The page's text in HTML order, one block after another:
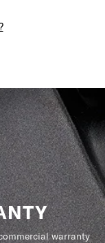
warranty